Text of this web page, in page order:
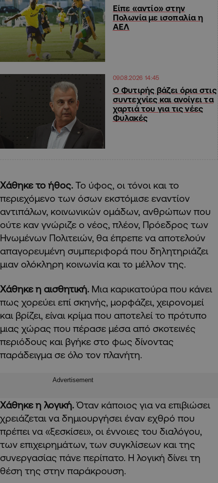
Είπε «αντίο» στην
Πολωνία με ισοπαλία η
ΑΕΛ
09.08.2026 14:45
O Φυτιρής βάζει όρια στις
συντεχνίες και ανοίγει τα
χαρτιά του για τις νέες
Φυλακές
Χάθηκε το ήθος. Το ύφος, οι τόνοι και το
περιεχόμενο των όσων εκστόμισε εναντίον
αντιπάλων, κοινωνικών ομάδων, ανθρώπων που
ούτε καν γνώριζε ο νέος, πλέον, Πρόεδρος των
Ηνωμένων Πολιτειών, θα έπρεπε να αποτελούν
απαγορευμένη συμπεριφορά που δηλητηριάζει
μιαν ολόκληρη κοινωνία και το μέλλον της.
Χάθηκε η αισθητική. Μια καρικατούρα που κάνει
πως χορεύει επί σκηνής, μορφάζει, χειρονομεί
και βρίζει, είναι κρίμα που αποτελεί το πρότυπο
μιας χώρας που πέρασε μέσα από σκοτεινές
περιόδους και βγήκε στο φως δίνοντας
παράδειγμα σε όλο τον πλανήτη.
Advertisement
Χάθηκε η λογική.Όταν κάποιος για να επιβιώσει
χρειάζεται να δημιουργήσει έναν εχθρό που
πρέπει να «ξεσκίσει», οι έννοιες του διαλόγου,
των επιχειρημάτων, των συγκλίσεων και της
συνεργασίας πάνε περίπατο. Η λογική δίνει τη
θέση της στην παράκρουση.